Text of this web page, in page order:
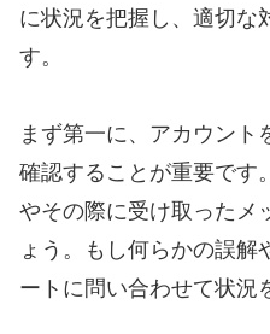
に状況を把握し、適切な
す。
まず第一に、アカウント
確認することが重要です
やその際に受け取ったメ
ょう。もし何らかの誤解
ートに問い合わせて状況